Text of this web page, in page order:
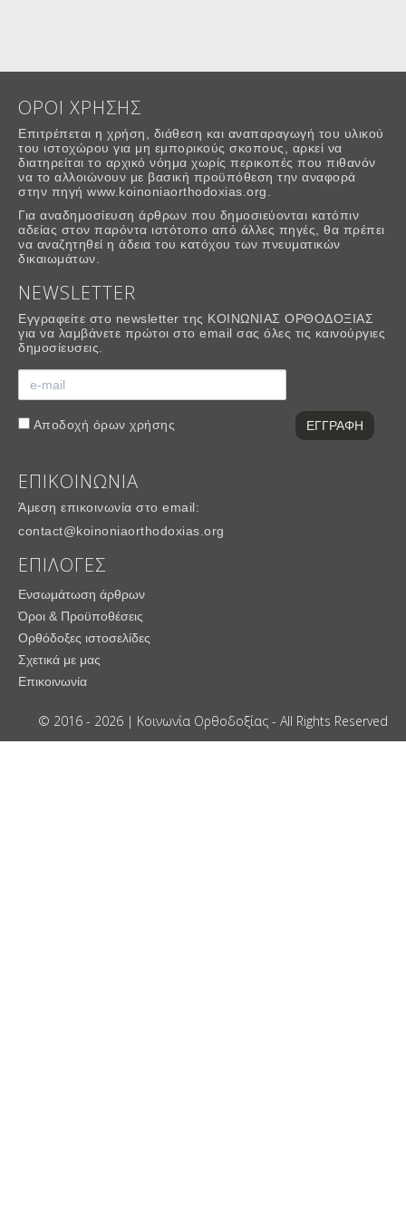
ΟΡΟΙ ΧΡΗΣΗΣ
Επιτρέπεται η χρήση, διάθεση και αναπαραγωγή του υλικού
του ιστοχώρου για μη εμπορικούς σκοπους, αρκεί να
διατηρείται το αρχικό νόημα χωρίς περικοπές που πιθανόν
να το αλλοιώνουν με βασική προϋπόθεση την αναφορά
στην πηγή www.koinoniaorthodoxias.org.
Για αναδημοσίευση άρθρων που δημοσιεύονται κατόπιν
αδείας στον παρόντα ιστότοπο από άλλες πηγές, θα πρέπει
να αναζητηθεί η άδεια του κατόχου των πνευματικών
δικαιωμάτων.
NEWSLETTER
Εγγραφείτε στο newsletter της ΚΟΙΝΩΝΙΑΣ ΟΡΘΟΔΟΞΙΑΣ
για να λαμβάνετε πρώτοι στο email σας όλες τις καινούργιες
δημοσίευσεις.
Αποδοχή όρων χρήσης
ΕΠΙΚΟΙΝΩΝΙΑ
Άμεση επικοινωνία στο email:
contact@koinoniaorthodoxias.org
ΕΠΙΛΟΓΕΣ
Ενσωμάτωση άρθρων
Όροι & Προϋποθέσεις
Ορθόδοξες ιστοσελίδες
Σχετικά με μας
Επικοινωνία
© 2016 - 2026 | Κοινωνία Ορθοδοξίας - All Rights Reserved